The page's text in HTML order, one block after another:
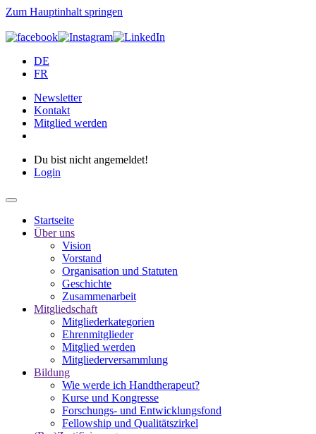
Zum Hauptinhalt springen
DE
FR
Newsletter
Kontakt
Mitglied werden
Du bist nicht angemeldet!
Login
Startseite
Über uns
Vision
Vorstand
Organisation und Statuten
Geschichte
Zusammenarbeit
Mitgliedschaft
Mitgliederkategorien
Ehrenmitglieder
Mitglied werden
Mitgliederversammlung
Bildung
Wie werde ich Handtherapeut?
Kurse und Kongresse
Forschungs- und Entwicklungsfond
Fellowship und Qualitätszirkel